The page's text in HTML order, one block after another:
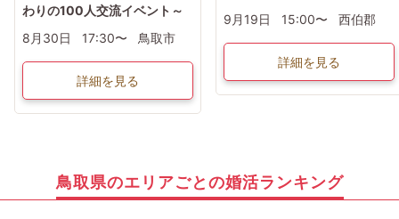
わりの100人交流イベント～
8月30日
17:30〜 鳥取市
詳細を見る
9月19日
15:00〜 西伯郡
詳細を見る
鳥取県のエリアごとの婚活ランキング